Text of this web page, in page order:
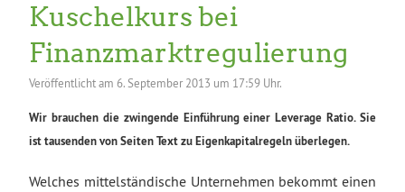
Kuschelkurs bei
Finanzmarktregulierung
Veröffentlicht am 6. September 2013 um 17:59 Uhr.
Wir brauchen die zwingende Einführung einer Leverage Ratio. Sie
ist tausenden von Seiten Text zu Eigenkapitalregeln überlegen.
Welches mittelständische Unternehmen bekommt einen